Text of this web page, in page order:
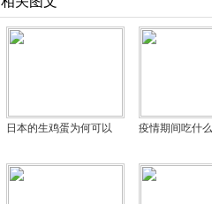
日本的生鸡蛋为何可以 疫情期间吃什